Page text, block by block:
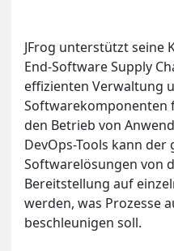
JFrog unterstützt seine
End-Software Supply
effizienten Verwaltung
Softwarekomponenten
den Betrieb von
DevOps-Tools kann
Softwarelösungen von
Bereitstellung auf
werden, was Prozesse
beschleunigen soll.